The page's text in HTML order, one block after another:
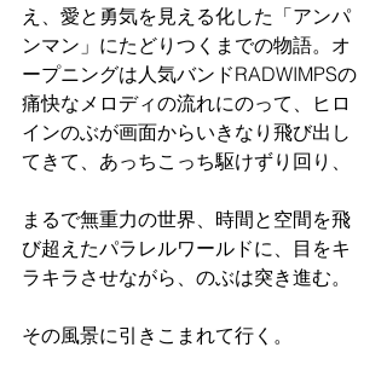
え、愛と勇気を見える化した「アンパ
ンマン」にたどりつくまでの物語。オ
ープニングは人気バンドRADWIMPSの
痛快なメロディの流れにのって、ヒロ
インのぶが画面からいきなり飛び出し
てきて、あっちこっち駆けずり回り、
まるで無重力の世界、時間と空間を飛
び超えたパラレルワールドに、目をキ
ラキラさせながら、のぶは突き進む。
その風景に引きこまれて行く。